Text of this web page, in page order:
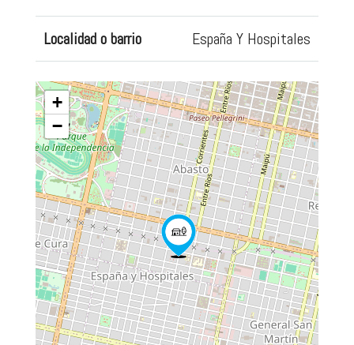
Localidad o barrio España Y Hospitales
+
−